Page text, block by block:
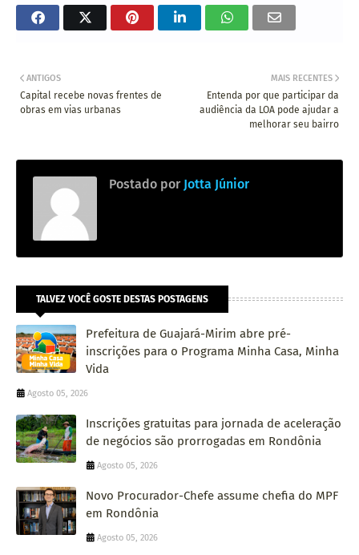
MAIS RECENTES
Entenda por que participar da
audiência da LOA pode ajudar a
melhorar seu bairro
ANTIGOS
Capital recebe novas frentes de
obras em vias urbanas
Postado por Jotta Júnior
TALVEZ VOCÊ GOSTE DESTAS POSTAGENS
Prefeitura de Guajará-Mirim abre pré-
inscrições para o Programa Minha Casa, Minha
Vida
Agosto 05, 2026
Inscrições gratuitas para jornada de aceleração
de negócios são prorrogadas em Rondônia
Agosto 05, 2026
Novo Procurador-Chefe assume chefia do MPF
em Rondônia
Agosto 05, 2026